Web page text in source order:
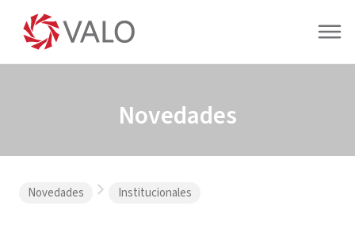
Novedades
Novedades Institucionales